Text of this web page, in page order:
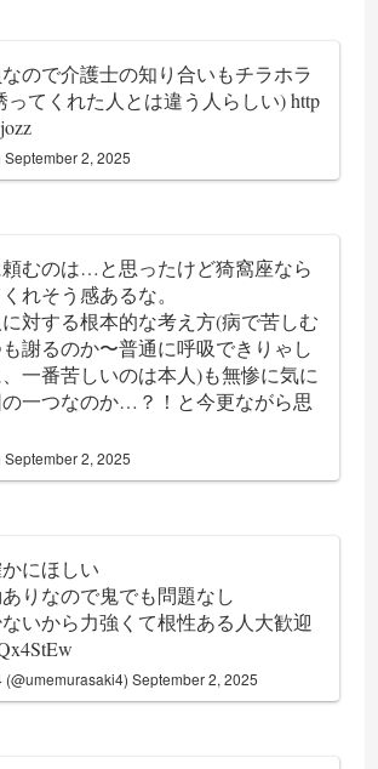
ので介護士の知り合いもチラホラ
ってくれた人とは違う人らしい)http
September 2, 2025
むのは…と思ったけど猗窩座なら
れそう感あるな。
対する根本的な考え方(病で苦しむ
謝るのか〜普通に呼吸できりゃし
一番苦しいのは本人)も無惨に気に
一つなのか…？！と今更ながら思
September 2, 2025
にほしい
りなので鬼でも問題なし
いから力強くて根性ある人大歓迎
September 2, 2025